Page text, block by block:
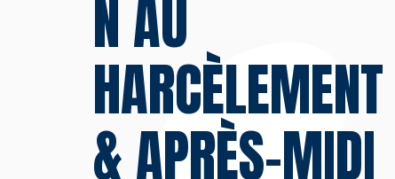
N AU
HARCÈLEMENT
& APRÈS-MIDI